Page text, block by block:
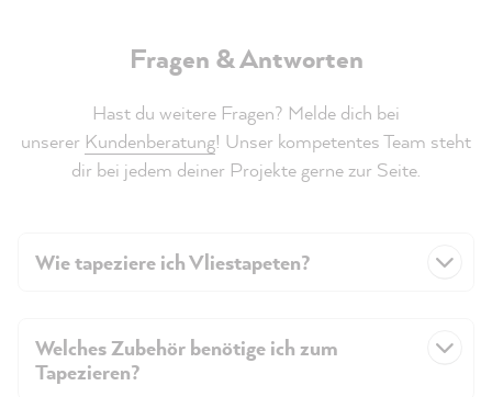
Fragen & Antworten
Hast du weitere Fragen? Melde dich bei
unserer Kundenberatung! Unser kompetentes Team steht
dir bei jedem deiner Projekte gerne zur Seite.
Wie tapeziere ich Vliestapeten?
Welches Zubehör benötige ich zum
Tapezieren?